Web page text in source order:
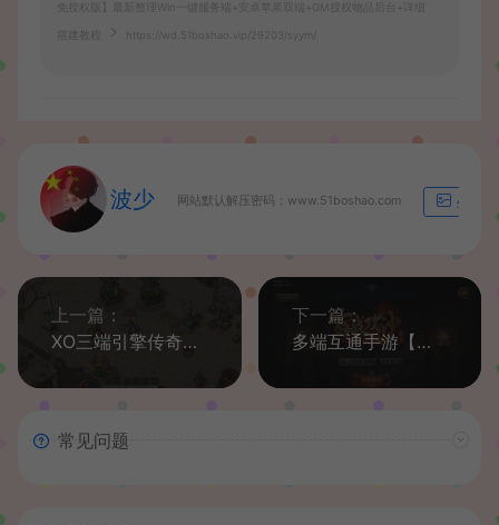
免授权版】最新整理Win一键服务端+安卓苹果双端+GM授权物品后台+详细
搭建教程 https://wd.51boshao.vip/29203/syym/
波少 网站默认解压密码：www.51boshao.com 生成海
上一篇：
XO三端引擎传奇手游【魔神传奇】最新整理WIN系特色服务端+PC安卓苹果三端+详细搭建教程
下一篇：
多端互通手游【百战攻沙H5打金版】最新整理Linux商业手工服务端+运营后台+GM后台+详细搭建教程+一键开区合区脚本+视频教程
常见问题